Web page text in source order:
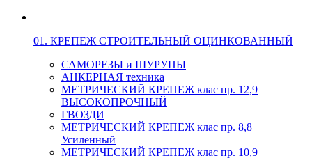
01. КРЕПЕЖ СТРОИТЕЛЬНЫЙ ОЦИНКОВАННЫЙ
САМОРЕЗЫ и ШУРУПЫ
АНКЕРНАЯ техника
МЕТРИЧЕСКИЙ КРЕПЕЖ клас пр. 12,9
ВЫСОКОПРОЧНЫЙ
ГВОЗДИ
МЕТРИЧЕСКИЙ КРЕПЕЖ клас пр. 8,8
Усиленный
МЕТРИЧЕСКИЙ КРЕПЕЖ клас пр. 10,9